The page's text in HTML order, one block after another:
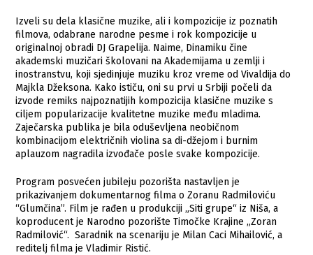
Izveli su dela klasične muzike, ali i kompozicije iz poznatih
filmova, odabrane narodne pesme i rok kompozicije u
originalnoj obradi DJ Grapelija. Naime, Dinamiku čine
akademski muzičari školovani na Akademijama u zemlji i
inostranstvu, koji sjedinjuje muziku kroz vreme od Vivaldija do
Majkla Džeksona. Kako ističu, oni su prvi u Srbiji počeli da
izvode remiks najpoznatijih kompozicija klasične muzike s
ciljem popularizacije kvalitetne muzike među mladima.
Zaječarska publika je bila oduševljena neobičnom
kombinacijom električnih violina sa di-džejom i burnim
aplauzom nagradila izvođače posle svake kompozicije.
Program posvećen jubileju pozorišta nastavljen je
prikazivanjem dokumentarnog filma o Zoranu Radmiloviću
“Glumčina”. Film je rađen u produkciji „Siti grupe“ iz Niša, a
koproducent je Narodno pozorište Timočke Krajine „Zoran
Radmilović“. Saradnik na scenariju je Milan Caci Mihailović, a
reditelj filma je Vladimir Ristić.